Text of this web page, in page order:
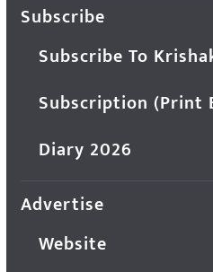
Subscribe
Subscribe To
Subscription (Print
Diary 2026
Advertise
Website